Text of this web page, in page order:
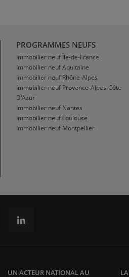
PROGRAMMES NEUFS
Immobilier neuf Île-de-France
Immobilier neuf Aquitaine
Immobilier neuf Rhône-Alpes
Immobilier neuf Provence-Alpes-Côte
D'Azur
Immobilier neuf Nantes
Immobilier neuf Toulouse
Immobilier neuf Montpellier
UN ACTEUR NATIONAL AU